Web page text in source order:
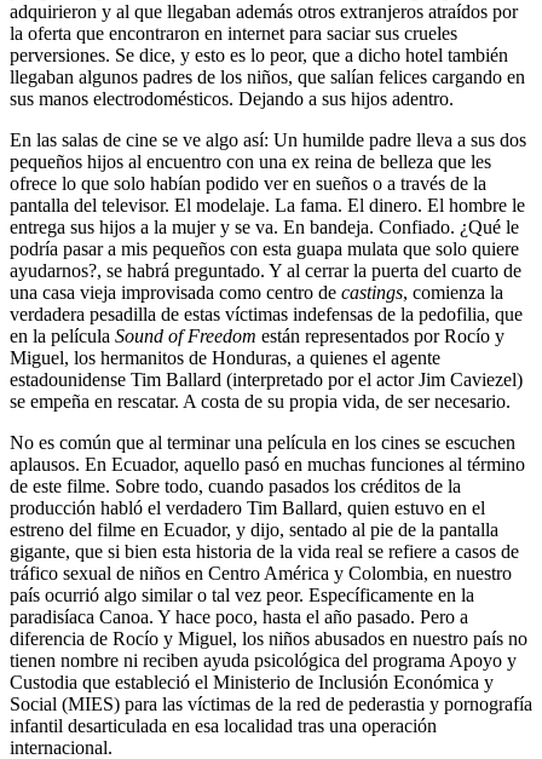
adquirieron y al que llegaban además otros extranjeros atraídos por
la oferta que encontraron en internet para saciar sus crueles
perversiones. Se dice, y esto es lo peor, que a dicho hotel también
llegaban algunos padres de los niños, que salían felices cargando en
sus manos electrodomésticos. Dejando a sus hijos adentro.
En las salas de cine se ve algo así: Un humilde padre lleva a sus dos
pequeños hijos al encuentro con una ex reina de belleza que les
ofrece lo que solo habían podido ver en sueños o a través de la
pantalla del televisor. El modelaje. La fama. El dinero. El hombre le
entrega sus hijos a la mujer y se va. En bandeja. Confiado. ¿Qué le
podría pasar a mis pequeños con esta guapa mulata que solo quiere
ayudarnos?, se habrá preguntado. Y al cerrar la puerta del cuarto de
una casa vieja improvisada como centro de castings, comienza la
verdadera pesadilla de estas víctimas indefensas de la pedofilia, que
en la película Sound of Freedom están representados por Rocío y
Miguel, los hermanitos de Honduras, a quienes el agente
estadounidense Tim Ballard (interpretado por el actor Jim Caviezel)
se empeña en rescatar. A costa de su propia vida, de ser necesario.
No es común que al terminar una película en los cines se escuchen
aplausos. En Ecuador, aquello pasó en muchas funciones al término
de este filme. Sobre todo, cuando pasados los créditos de la
producción habló el verdadero Tim Ballard, quien estuvo en el
estreno del filme en Ecuador, y dijo, sentado al pie de la pantalla
gigante, que si bien esta historia de la vida real se refiere a casos de
tráfico sexual de niños en Centro América y Colombia, en nuestro
país ocurrió algo similar o tal vez peor. Específicamente en la
paradisíaca Canoa. Y hace poco, hasta el año pasado. Pero a
diferencia de Rocío y Miguel, los niños abusados en nuestro país no
tienen nombre ni reciben ayuda psicológica del programa Apoyo y
Custodia que estableció el Ministerio de Inclusión Económica y
Social (MIES) para las víctimas de la red de pederastia y pornografía
infantil desarticulada en esa localidad tras una operación
internacional.